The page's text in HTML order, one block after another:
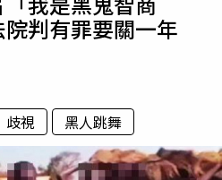
判有罪要關一年
歧視 黑人跳舞